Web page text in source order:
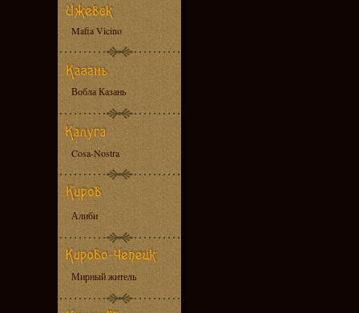
Mafia Vicino
Вобла Казань
Cosa-Nostra
Алиби
Мирный житель